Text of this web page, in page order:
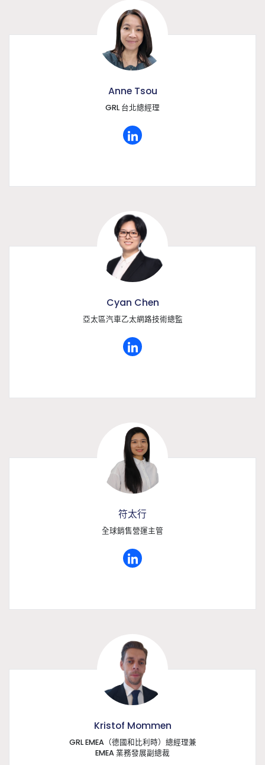
Anne Tsou
GRL 台北總經理
Cyan Chen
亞太區汽車乙太網路技術總監
符太行
全球銷售營運主管
Kristof Mommen
GRL EMEA（德國和比利時）總經理兼
EMEA 業務發展副總裁